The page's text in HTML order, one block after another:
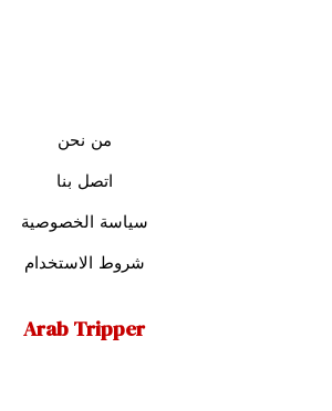
من نحن
اتصل بنا
سياسة الخصوصية
شروط الاستخدام
Arab Tripper